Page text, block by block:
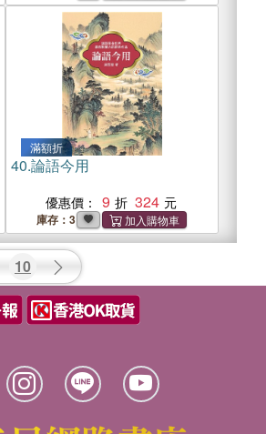
滿額折
40.論語今用
優惠價： 9 324
庫存：3
10